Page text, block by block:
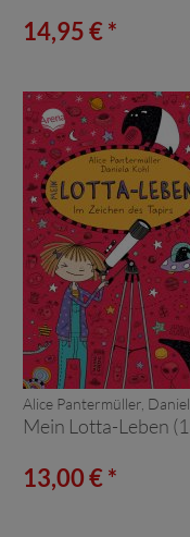
14,95 € *
Alice Pantermüller,
Mein Lotta-Leben
13,00 € *